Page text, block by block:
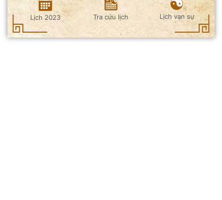
Lịch 2023 Tra cứu lịch Lịch vạn sự